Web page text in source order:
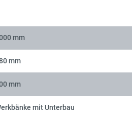
mm
mm
mm
mit Unterbau